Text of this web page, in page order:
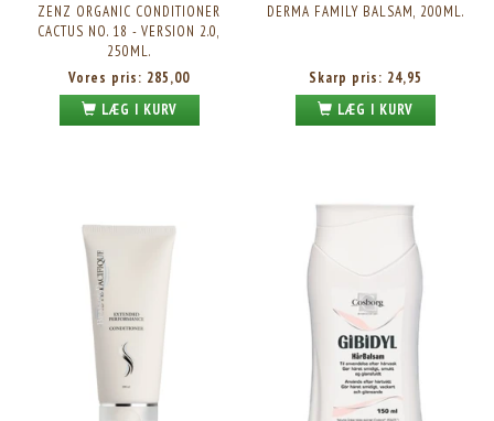
ZENZ ORGANIC CONDITIONER
CACTUS NO. 18 - VERSION 2.0,
250ML.
Vores pris: 285,00
LÆG I KURV
DERMA FAMILY BALSAM, 200ML.
Skarp pris: 24,95
LÆG I KURV